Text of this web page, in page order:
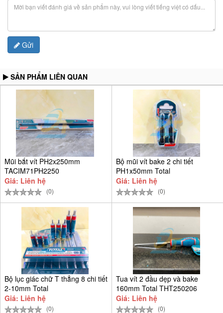
Gửi
SẢN PHẨM LIÊN QUAN
Mũi bắt vít PH2x250mm
TACIM71PH2250
Giá: Liên hệ
(0)
Bộ mũi vít bake 2 chi tiết
PH1x50mm Total
TACIM71PH150
Giá: Liên hệ
(0)
Bộ lục giác chữ T thẳng 8 chi tiết
2-10mm Total
Giá: Liên hệ
(0)
Tua vít 2 đầu dẹp và bake
160mm Total THT250206
Giá: Liên hệ
(0)